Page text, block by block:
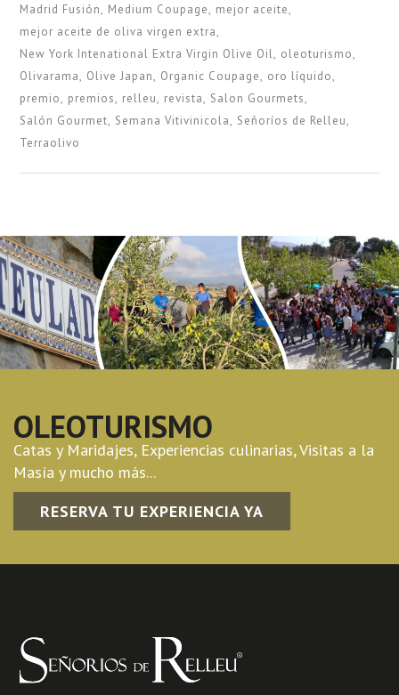
Madrid Fusión Medium Coupage mejor aceite
mejor aceite de oliva virgen extra
New York Intenational Extra Virgin Olive Oil oleoturismo
Olivarama Olive Japan Organic Coupage oro líquido
premio premios relleu revista Salon Gourmets
Salón Gourmet Semana Vitivinicola Señoríos de Relleu
Terraolivo
OLEOTURISMO
Catas y Maridajes, Experiencias culinarias, Visitas a la
Masía y mucho más...
RESERVA TU EXPERIENCIA YA